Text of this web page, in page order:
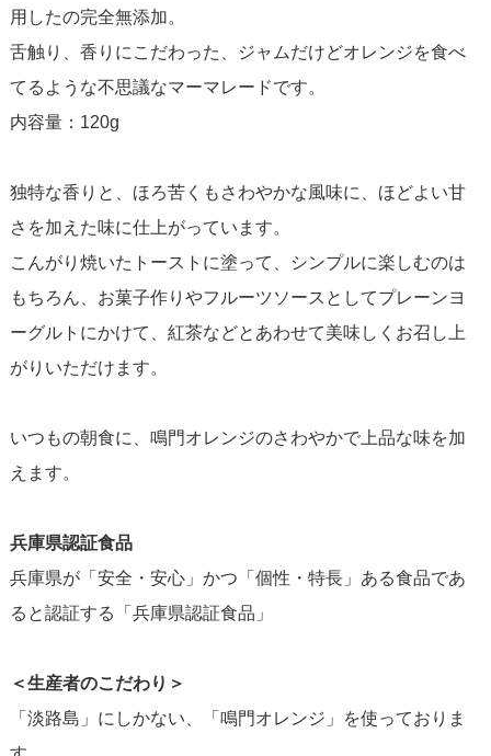
用したの完全無添加。
舌触り、香りにこだわった、ジャムだけどオレンジを食べ
てるような不思議なマーマレードです。
内容量：120g
独特な香りと、ほろ苦くもさわやかな風味に、ほどよい甘
さを加えた味に仕上がっています。
こんがり焼いたトーストに塗って、シンプルに楽しむのは
もちろん、お菓子作りやフルーツソースとしてプレーンヨ
ーグルトにかけて、紅茶などとあわせて美味しくお召し上
がりいただけます。
いつもの朝食に、鳴門オレンジのさわやかで上品な味を加
えます。
兵庫県認証食品
兵庫県が「安全・安心」かつ「個性・特長」ある食品であ
ると認証する「兵庫県認証食品」
＜生産者のこだわり＞
「淡路島」にしかない、「鳴門オレンジ」を使っておりま